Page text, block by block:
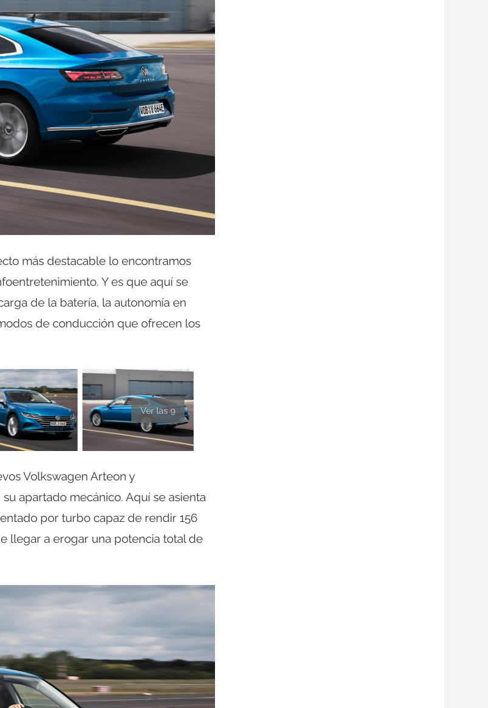
más destacable lo encontramos
Y es que aquí se
de la batería, la autonomía en
de conducción que ofrecen los
Ver las 9
Volkswagen Arteon y
apartado mecánico. Aquí se asienta
por turbo capaz de rendir 156
llegar a erogar una potencia total de